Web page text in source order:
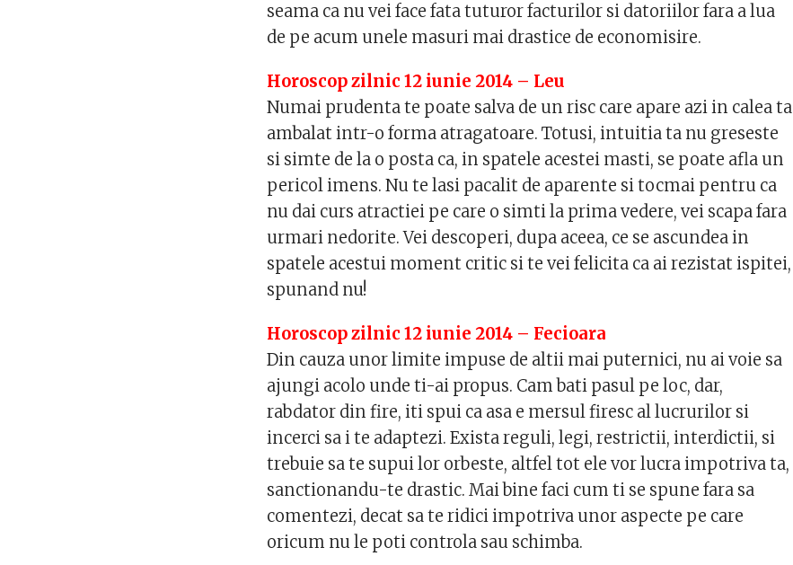
seama ca nu vei face fata tuturor facturilor si datoriilor fara a lua
de pe acum unele masuri mai drastice de economisire.
Horoscop zilnic 12 iunie 2014 – Leu
Numai prudenta te poate salva de un risc care apare azi in calea ta
ambalat intr-o forma atragatoare. Totusi, intuitia ta nu greseste
si simte de la o posta ca, in spatele acestei masti, se poate afla un
pericol imens. Nu te lasi pacalit de aparente si tocmai pentru ca
nu dai curs atractiei pe care o simti la prima vedere, vei scapa fara
urmari nedorite. Vei descoperi, dupa aceea, ce se ascundea in
spatele acestui moment critic si te vei felicita ca ai rezistat ispitei,
spunand nu!
Horoscop zilnic 12 iunie 2014 – Fecioara
Din cauza unor limite impuse de altii mai puternici, nu ai voie sa
ajungi acolo unde ti-ai propus. Cam bati pasul pe loc, dar,
rabdator din fire, iti spui ca asa e mersul firesc al lucrurilor si
incerci sa i te adaptezi. Exista reguli, legi, restrictii, interdictii, si
trebuie sa te supui lor orbeste, altfel tot ele vor lucra impotriva ta,
sanctionandu-te drastic. Mai bine faci cum ti se spune fara sa
comentezi, decat sa te ridici impotriva unor aspecte pe care
oricum nu le poti controla sau schimba.